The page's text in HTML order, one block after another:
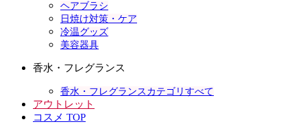
ヘアブラシ
日焼け対策・ケア
冷温グッズ
美容器具
香水・フレグランス
香水・フレグランスカテゴリすべて
アウトレット
コスメ TOP